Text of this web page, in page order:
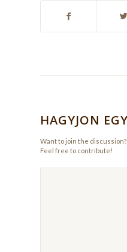
HAGYJON
Want to join the discussion?
Feel free to contribute!